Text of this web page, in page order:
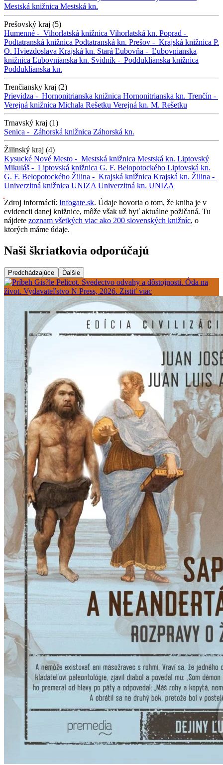
Mestská knižnica Mestská kn.
Prešovský kraj (5)
Humenné - Vihorlatská knižnica Vihorlatská kn. Poprad -
Podtatranská knižnica Podtatranská kn. Prešov - Krajská knižnica P.
O. Hviezdoslava Krajská kn. Stará Ľubovňa - Ľubovnianska
knižnica Ľubovnianska kn. Svidník - Podduklianska knižnica
Podduklianska kn.
Trenčiansky kraj (2)
Prievidza - Hornonitrianska knižnica Hornonitrianska kn. Trenčín -
Verejná knižnica Michala Rešetku Verejná kn. M. Rešetku
Trnavský kraj (1)
Senica - Záhorská knižnica Záhorská kn.
Žilinský kraj (4)
Kysucké Nové Mesto - Mestská knižnica Mestská kn. Liptovský
Mikuláš - Liptovská knižnica G. F. Belopotockého Liptovská kn.
G. F. Belopotockého Žilina - Krajská knižnica Krajská kn. Žilina -
Univerzitná knižnica UNIZA Univerzitná kn. UNIZA
Zdroj informácií: Infogate.sk. Údaje hovoria o tom, že kniha je v
evidencii danej knižnice, môže však už byť aktuálne požičaná. Tu
nájdete zoznam všetkých viac ako 200 slovenských knižníc, o
ktorých máme údaje.
Naši škriatkovia odporúčajú
Predchádzajúce Ďalšie